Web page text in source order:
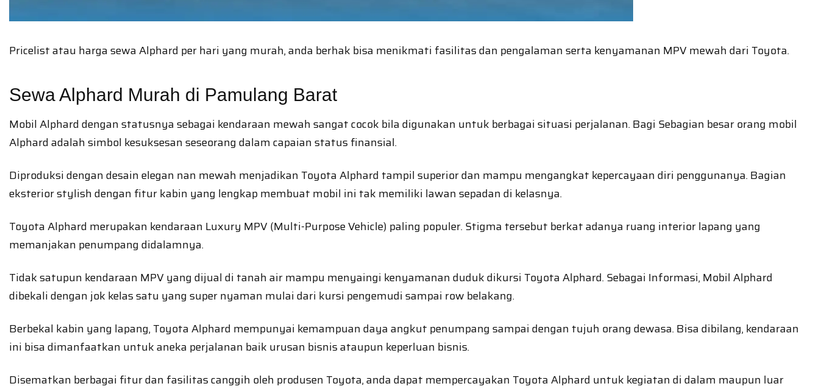
Pricelist atau harga sewa Alphard per hari yang murah, anda berhak bisa menikmati fasilitas dan pengalaman serta kenyamanan MPV mewah dari Toyota.
Sewa Alphard Murah di Pamulang Barat
Mobil Alphard dengan statusnya sebagai kendaraan mewah sangat cocok bila digunakan untuk berbagai situasi perjalanan. Bagi Sebagian besar orang mobil
Alphard adalah simbol kesuksesan seseorang dalam capaian status finansial.
Diproduksi dengan desain elegan nan mewah menjadikan Toyota Alphard tampil superior dan mampu mengangkat kepercayaan diri penggunanya. Bagian
eksterior stylish dengan fitur kabin yang lengkap membuat mobil ini tak memiliki lawan sepadan di kelasnya.
Toyota Alphard merupakan kendaraan Luxury MPV (Multi-Purpose Vehicle) paling populer. Stigma tersebut berkat adanya ruang interior lapang yang
memanjakan penumpang didalamnya.
Tidak satupun kendaraan MPV yang dijual di tanah air mampu menyaingi kenyamanan duduk dikursi Toyota Alphard. Sebagai Informasi, Mobil Alphard
dibekali dengan jok kelas satu yang super nyaman mulai dari kursi pengemudi sampai row belakang.
Berbekal kabin yang lapang, Toyota Alphard mempunyai kemampuan daya angkut penumpang sampai dengan tujuh orang dewasa. Bisa dibilang, kendaraan
ini bisa dimanfaatkan untuk aneka perjalanan baik urusan bisnis ataupun keperluan bisnis.
Disematkan berbagai fitur dan fasilitas canggih oleh produsen Toyota, anda dapat mempercayakan Toyota Alphard untuk kegiatan di dalam maupun luar